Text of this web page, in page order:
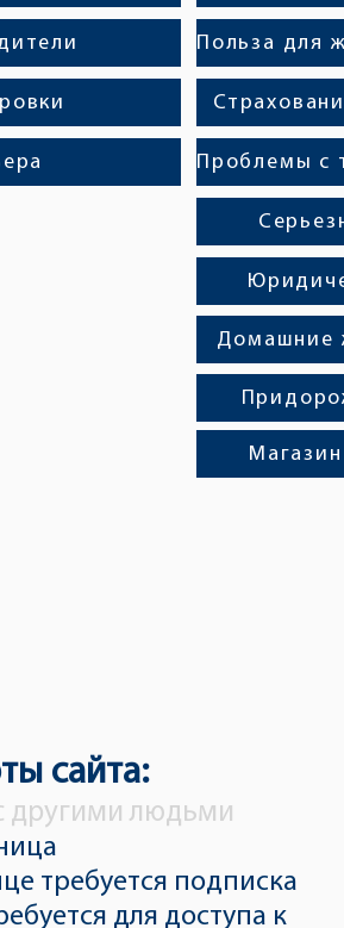
Домашние
сайта:
другими людьми
требуется подписка
для доступа к